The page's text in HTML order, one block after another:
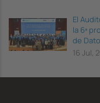
El
la 6ª
de
16 Jul,